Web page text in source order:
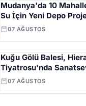
Mudanya'da 10
Su İçin Yeni Depo
70 İlerleme
07 AĞUSTOS
Kuğu Gölü Balesi,
Tiyatrosu'nda
Buluştu
07 AĞUSTOS